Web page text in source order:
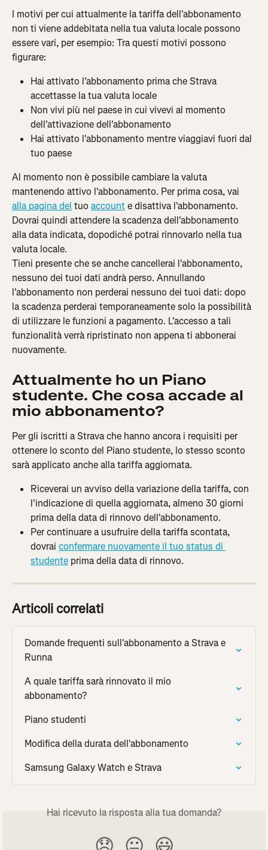
I motivi per cui attualmente la tariffa dell'abbonamento
non ti viene addebitata nella tua valuta locale possono
essere vari, per esempio: Tra questi motivi possono
figurare:
Hai attivato l'abbonamento prima che Strava
accettasse la tua valuta locale
Non vivi più nel paese in cui vivevi al momento
dell'attivazione dell'abbonamento
Hai attivato l'abbonamento mentre viaggiavi fuori dal
tuo paese
Al momento non è possibile cambiare la valuta
mantenendo attivo l'abbonamento. Per prima cosa, vai
alla pagina del tuo account e disattiva l'abbonamento.
Dovrai quindi attendere la scadenza dell'abbonamento
alla data indicata, dopodiché potrai rinnovarlo nella tua
valuta locale.
Tieni presente che se anche cancellerai l'abbonamento,
nessuno dei tuoi dati andrà perso. Annullando
l'abbonamento non perderai nessuno dei tuoi dati: dopo
la scadenza perderai temporaneamente solo la possibilità
di utilizzare le funzioni a pagamento. L'accesso a tali
funzionalità verrà ripristinato non appena ti abbonerai
nuovamente.
Attualmente ho un Piano
studente. Che cosa accade al
mio abbonamento?
Per gli iscritti a Strava che hanno ancora i requisiti per
ottenere lo sconto del Piano studente, lo stesso sconto
sarà applicato anche alla tariffa aggiornata.
Riceverai un avviso della variazione della tariffa, con
l'indicazione di quella aggiornata, almeno 30 giorni
prima della data di rinnovo dell'abbonamento.
Per continuare a usufruire della tariffa scontata,
dovrai confermare nuovamente il tuo status di
studente prima della data di rinnovo.
Articoli correlati
Domande frequenti sull'abbonamento a Strava e
Runna
A quale tariffa sarà rinnovato il mio
abbonamento?
Piano studenti
Modifica della durata dell'abbonamento
Samsung Galaxy Watch e Strava
Hai ricevuto la risposta alla tua domanda?